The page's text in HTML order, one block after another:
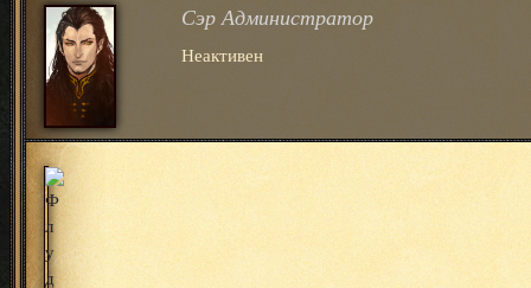
Сэр Администратор
Неактивен